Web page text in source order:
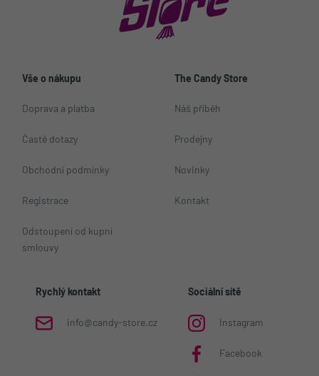
Vše o nákupu
Doprava a platba
Časté dotazy
Obchodní podmínky
Registrace
Odstoupení od kupní
smlouvy
The Candy Store
Náš příběh
Prodejny
Novinky
Kontakt
Rychlý kontakt
info@candy-store.cz
Sociální sítě
Instagram
Facebook